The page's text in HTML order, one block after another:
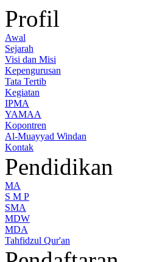
Profil
Awal
Sejarah
Visi dan Misi
Kepengurusan
Tata Tertib
Kegiatan
IPMA
YAMAA
Kopontren
Al-Muayyad Windan
Kontak
Pendidikan
MA
S M P
SMA
MDW
MDA
Tahfidzul Qur'an